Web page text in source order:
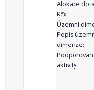
Alokace
Kč):
Územní
Popis
dimenze:
aktivity: